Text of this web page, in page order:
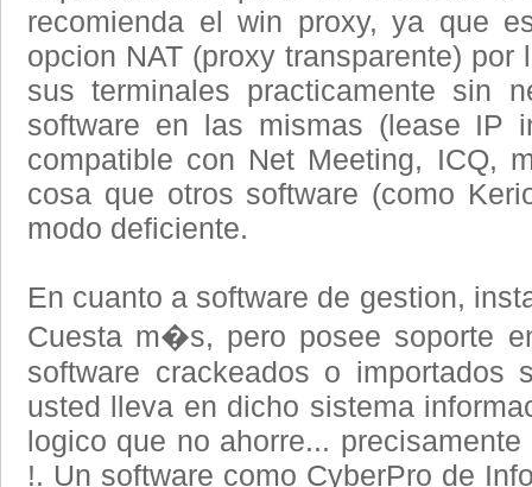
recomienda el win proxy, ya que
opcion NAT (proxy transparente)
sus terminales practicamente sin
software en las mismas (lease IP
compatible con Net Meeting, ICQ,
cosa que otros software (como
modo deficiente.
En cuanto a software de gestion,
Cuesta m�s, pero posee soporte
software crackeados o importados
usted lleva en dicho sistema
logico que no ahorre...
!. Un software como CyberPro de